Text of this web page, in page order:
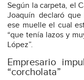
Según la carpeta, el
Joaquín declaró
ese muelle el cual
“que tenía lazos y
López”.
Empresario
“corcholata”